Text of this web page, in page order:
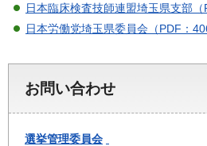
日本臨床検査技師連盟埼玉県支部（
日本労働党埼玉県委員会（PDF：
お問い合わせ
選挙管理委員会